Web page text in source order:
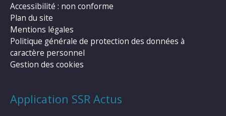
Accessibilité : non conforme
Plan du site
Mentions légales
Politique générale de protection des données à
caractère personnel
Gestion des cookies
Application SSR Actus